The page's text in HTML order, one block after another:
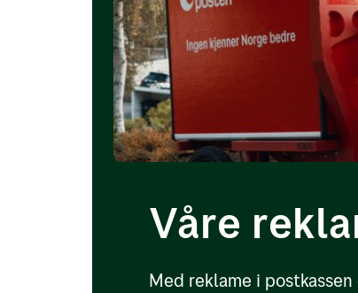
Våre
Med reklame i